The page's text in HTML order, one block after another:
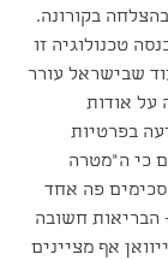
בקורונה.
טכנולוגיה זו
שבישראל עורר
על אודות
בפרטיות
כי ה״מטרה
פה אחד
הבריאות חשובה
אף מציינים